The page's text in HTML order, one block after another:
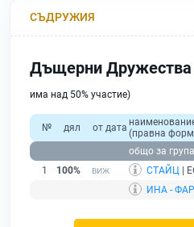
СЪДРУЖИЯ
Дъщерни Дружества
има над 50% участие)
№ дял от дата (правна
общо за
1
100% СТАЙЦ |
ИНА -